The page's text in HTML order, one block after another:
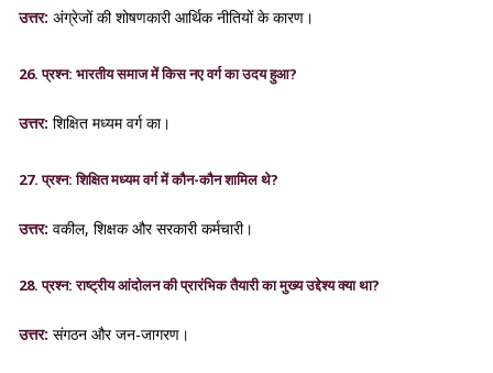
उत्तर: अंग्रेजों की शोषणकारी आर्थिक नीतियों के कारण।
26. प्रश्न: भारतीय समाज में किस नए वर्ग का उदय हुआ?
उत्तर: शिक्षित मध्यम वर्ग का।
27. प्रश्न: शिक्षित मध्यम वर्ग में कौन-कौन शामिल थे?
उत्तर: वकील, शिक्षक और सरकारी कर्मचारी।
28. प्रश्न: राष्ट्रीय आंदोलन की प्रारंभिक तैयारी का मुख्य उद्देश्य क्या था?
उत्तर: संगठन और जन-जागरण।